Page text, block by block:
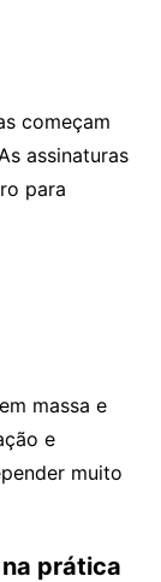
começam
assinaturas
para
massa e
e
muito
prática